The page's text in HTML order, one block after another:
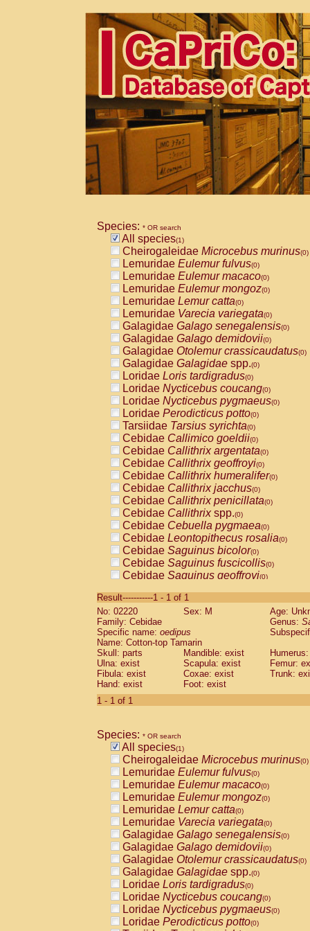
Species: * OR search
All species(1)
Cheirogaleidae Microcebus murinus(0)
Lemuridae Eulemur fulvus(0)
Lemuridae Eulemur macaco(0)
Lemuridae Eulemur mongoz(0)
Lemuridae Lemur catta(0)
Lemuridae Varecia variegata(0)
Galagidae Galago senegalensis(0)
Galagidae Galago demidovii(0)
Galagidae Otolemur crassicaudatus(0)
Galagidae Galagidae spp.(0)
Loridae Loris tardigradus(0)
Loridae Nycticebus coucang(0)
Loridae Nycticebus pygmaeus(0)
Loridae Perodicticus potto(0)
Tarsiidae Tarsius syrichta(0)
Cebidae Callimico goeldii(0)
Cebidae Callithrix argentata(0)
Cebidae Callithrix geoffroyi(0)
Cebidae Callithrix humeralifer(0)
Cebidae Callithrix jacchus(0)
Cebidae Callithrix penicillata(0)
Cebidae Callithrixspp.(0)
Cebidae Cebuella pygmaea(0)
Cebidae Leontopithecus rosalia(0)
Cebidae Saguinus bicolor(0)
Cebidae Saguinus fuscicollis(0)
Cebidae Saguinus geoffroyi(0)
CebidaeSaguinus labiatus(0)
Cebidae Saguinus leucopus (0)
Cebidae
CebidaeSaguinus mystax
Cebidae Saguinus nigricollis (0)
Cebidae Saguinus oedipus
Cebidae Saguinus weddelli
Cebidae Saguinusspp.
Cebidae
CebidaeCebus capucinus
CebidaeCebus nigrivittatus
CebidaeCebus spp.(0)
CebidaeSaimiri boliviensis(0)
CebidaeSaimiri sciureus(0)
AtelidaeAlouatta caraya(0)
AtelidaeAlouatta fusca(0)
AtelidaeAlouatta seniculus(0)
AtelidaeAlouattaspp.(0)
AtelidaeAteles belzebuth(0)
AtelidaeAteles geoffroyi(0)
AtelidaeAteles paniscus(0)
AtelidaeAtelesspp.(0)
AtelidaeLagothrix lagothricha(0)
AtelidaeLagothrix lagothricha cana
PitheciidaeCacajao calvus
Result-----------1 - 1 of 1
No: 02220
Sex: M
Age:
Family: Cebidae
Genus:
Specific name: oedipus
Name: Cotton-top Tamarin
Skull: parts
Mandible: exist
Ulna: exist
Scapula: exist
Femur:
Fibula: exist
Coxae: exist
Trunk:
Hand: exist
Foot: exist
1 - 1 of 1
Species: * OR search
All species(1)
Cheirogaleidae Microcebus murinus(0)
Lemuridae Eulemur fulvus(0)
Lemuridae Eulemur macaco(0)
Lemuridae Eulemur mongoz(0)
Lemuridae Lemur catta(0)
Lemuridae Varecia variegata(0)
Galagidae Galago senegalensis(0)
Galagidae Galago demidovii(0)
Galagidae Otolemur crassicaudatus(0)
Galagidae Galagidae spp.(0)
Loridae Loris tardigradus(0)
Loridae Nycticebus coucang(0)
Loridae Nycticebus pygmaeus(0)
Loridae Perodicticus potto(0)